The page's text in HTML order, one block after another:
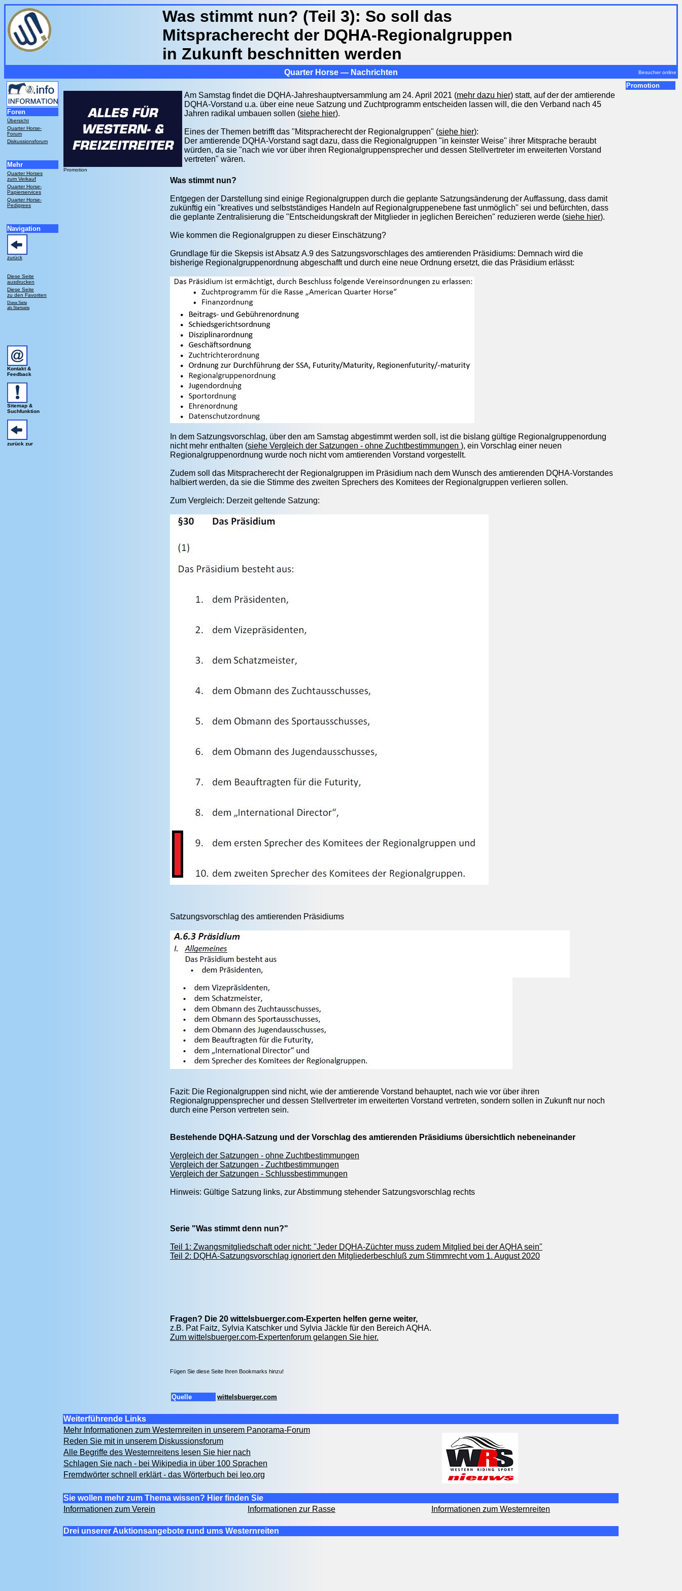
Was stimmt nun? (Teil 3): So soll das
Mitspracherecht der DQHA-Regionalgruppen
in Zukunft beschnitten werden
Quarter Horse — Nachrichten Besucher online
Foren
Übersicht
Quarter Horse-
Forum
Diskussionsforum
Mehr
Quarter Horses
zum Verkauf
Quarter Horse-
Papierservices
Quarter Horse-
Pedigrees
Navigation
zurück
Diese Seite
ausdrucken
Diese Seite
zu den Favoriten
Diese Seite
als Startseite
Kontakt &
Feedback
Sitemap &
Suchfunktion
zurück zur
Promotion
Am Samstag findet die DQHA-Jahreshauptversammlung am 24. April 2021 (mehr dazu hier) statt, auf der der amtierende
DQHA-Vorstand u.a. über eine neue Satzung und Zuchtprogramm entscheiden lassen will, die den Verband nach 45
Jahren radikal umbauen sollen (siehe hier).
Eines der Themen betrifft das "Mitspracherecht der Regionalgruppen" (siehe hier):
Der amtierende DQHA-Vorstand sagt dazu, dass die Regionalgruppen "in keinster Weise" ihrer Mitsprache beraubt
würden, da sie "nach wie vor über ihren Regionalgruppensprecher und dessen Stellvertreter im erweiterten Vorstand
vertreten" wären.
Was stimmt nun?
Entgegen der Darstellung sind einige Regionalgruppen durch die geplante Satzungsänderung der Auffassung, dass damit
zukünftig ein "kreatives und selbstständiges Handeln auf Regionalgruppenebene fast unmöglich" sei und befürchten, dass
die geplante Zentralisierung die "Entscheidungskraft der Mitglieder in jeglichen Bereichen" reduzieren werde (siehe hier).
Wie kommen die Regionalgruppen zu dieser Einschätzung?
Grundlage für die Skepsis ist Absatz A.9 des Satzungsvorschlages des amtierenden Präsidiums: Demnach wird die
bisherige Regionalgruppenordnung abgeschafft und durch eine neue Ordnung ersetzt, die das Präsidium erlässt:
In dem Satzungsvorschlag, über den am Samstag abgestimmt werden soll, ist die bislang gültige Regionalgruppenordung
nicht mehr enthalten (siehe Vergleich der Satzungen - ohne Zuchtbestimmungen ), ein Vorschlag einer neuen
Regionalgruppenordnung wurde noch nicht vom amtierenden Vorstand vorgestellt.
Zudem soll das Mitspracherecht der Regionalgruppen im Präsidium nach dem Wunsch des amtierenden DQHA-Vorstandes
halbiert werden, da sie die Stimme des zweiten Sprechers des Komitees der Regionalgruppen verlieren sollen.
Zum Vergleich: Derzeit geltende Satzung:
Satzungsvorschlag des amtierenden Präsidiums
Fazit: Die Regionalgruppen sind nicht, wie der amtierende Vorstand behauptet, nach wie vor über ihren
Regionalgruppensprecher und dessen Stellvertreter im erweiterten Vorstand vertreten, sondern sollen in Zukunft nur noch
durch eine Person vertreten sein.
Bestehende DQHA-Satzung und der Vorschlag des amtierenden Präsidiums übersichtlich nebeneinander
Vergleich der Satzungen - ohne Zuchtbestimmungen
Vergleich der Satzungen - Zuchtbestimmungen
Vergleich der Satzungen - Schlussbestimmungen
Hinweis: Gültige Satzung links, zur Abstimmung stehender Satzungsvorschlag rechts
Serie "Was stimmt denn nun?"
Teil 1: Zwangsmitgliedschaft oder nicht: "Jeder DQHA-Züchter muss zudem Mitglied bei der AQHA sein"
Teil 2: DQHA-Satzungsvorschlag ignoriert den Mitgliederbeschluß zum Stimmrecht vom 1. August 2020
Fragen? Die 20 wittelsbuerger.com-Experten helfen gerne weiter,
z.B. Pat Faitz, Sylvia Katschker und Sylvia Jäckle für den Bereich AQHA.
Zum wittelsbuerger.com-Expertenforum gelangen Sie hier.
Fügen Sie diese Seite Ihren Bookmarks hinzu!
Quelle wittelsbuerger.com
Weiterführende Links
Mehr Informationen zum Westernreiten in unserem Panorama-Forum
Reden Sie mit in unserem Diskussionsforum
Alle Begriffe des Westernreitens lesen Sie hier nach
Schlagen Sie nach - bei Wikipedia in über 100 Sprachen
Fremdwörter schnell erklärt - das Wörterbuch bei leo.org
Sie wollen mehr zum Thema wissen? Hier finden Sie
Informationen zum Verein
Informationen zur Rasse Informationen zum Westernreiten
Drei unserer Auktionsangebote rund ums Westernreiten
Promotion